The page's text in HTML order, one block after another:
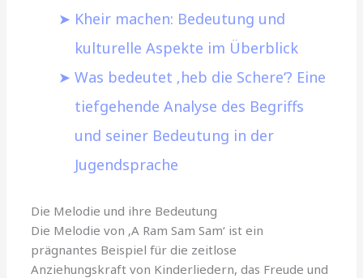
Kheir machen: Bedeutung und
kulturelle Aspekte im Überblick
Was bedeutet ‚heb die Schere‘? Eine
tiefgehende Analyse des Begriffs
und seiner Bedeutung in der
Jugendsprache
Die Melodie und ihre Bedeutung
Die Melodie von ‚A Ram Sam Sam‘ ist ein
prägnantes Beispiel für die zeitlose
Anziehungskraft von Kinderliedern, das Freude und